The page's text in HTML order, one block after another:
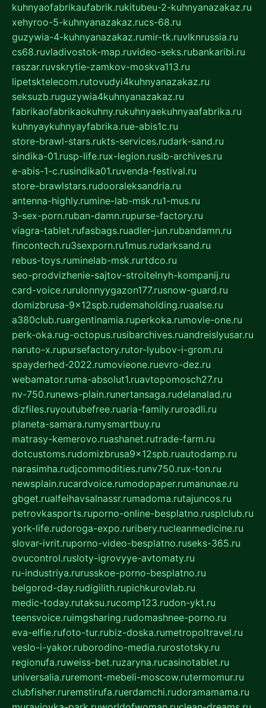
kuhnyaofabrikaufabrik.rukitubeu-2-kuhnyanazakaz.ru
xehyroo-5-kuhnyanazakaz.rucs-68.ru
guzywia-4-kuhnyanazakaz.rumir-tk.ruvlknrussia.ru
cs68.ruvladivostok-map.ruvideo-seks.rubankaribi.ru
raszar.ruvskrytie-zamkov-moskva113.ru
lipetsktelecom.rutovudyi4kuhnyanazakaz.ru
seksuzb.ruguzywia4kuhnyanazakaz.ru
fabrikaofabrikaokuhny.rukuhnyaekuhnyaafabrika.ru
kuhnyaykuhnyayfabrika.rue-abis1c.ru
store-brawl-stars.rukts-services.rudark-sand.ru
sindika-01.rusp-life.rux-legion.rusib-archives.ru
e-abis-1-c.rusindika01.ruvenda-festival.ru
store-brawlstars.rudooraleksandria.ru
antenna-highly.rumine-lab-msk.ru1-mus.ru
3-sex-porn.ruban-damn.rupurse-factory.ru
viagra-tablet.rufasbags.ruadler-jun.rubandamn.ru
fincontech.ru3sexporn.ru1mus.rudarksand.ru
rebus-toys.ruminelab-msk.rurtdco.ru
seo-prodvizhenie-sajtov-stroitelnyh-kompanij.ru
card-voice.rurulonnyygazon177.rusnow-guard.ru
domizbrusa-9x12spb.rudemaholding.ruaalse.ru
a380club.ruargentinamia.ruperkoka.rumovie-one.ru
perk-oka.rug-octopus.rusibarchives.ruandreislyusar.ru
naruto-x.rupursefactory.rutor-lyubov-i-grom.ru
spayderhed-2022.rumovieone.ruevro-dez.ru
webamator.ruma-absolut1.ruavtopomosch27.ru
nv-750.runews-plain.runertansaga.rudelanalad.ru
dizfiles.ruyoutubefree.ruaria-family.ruroadli.ru
planeta-samara.rumysmartbuy.ru
matrasy-kemerovo.ruashanet.rutrade-farm.ru
dotcustoms.rudomizbrusa9x12spb.ruautodamp.ru
narasimha.rudjcommodities.runv750.rux-ton.ru
newsplain.rucardvoice.rumodopaper.rumanunae.ru
gbget.rualfeihavsalnassr.rumadoma.rutajuncos.ru
petrovkasports.ruporno-online-besplatno.rusplclub.ru
york-life.rudoroga-expo.ruribery.rucleanmedicine.ru
slovar-ivrit.ruporno-video-besplatno.ruseks-365.ru
ovucontrol.rusloty-igrovyye-avtomaty.ru
ru-industriya.rurusskoe-porno-besplatno.ru
belgorod-day.rudigilith.rupichkurovlab.ru
medic-today.rutaksu.rucomp123.rudon-ykt.ru
teensvoice.ruimgsharing.rudomashnee-porno.ru
eva-elfie.rufoto-tur.rubiz-doska.rumetropoltravel.ru
veslo-i-yakor.ruborodino-media.rurostotsky.ru
regionufa.ruweiss-bet.ruzaryna.rucasinotablet.ru
universalia.ruremont-mebeli-moscow.rutermomur.ru
clubfisher.ruremstirufa.ruerdamchi.rudoramamama.ru